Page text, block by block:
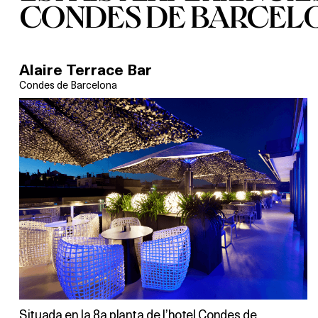
CONDES DE
Alaire Terrace Bar
Condes de Barcelona
Situada en la 8a planta de l’hotel Condes de